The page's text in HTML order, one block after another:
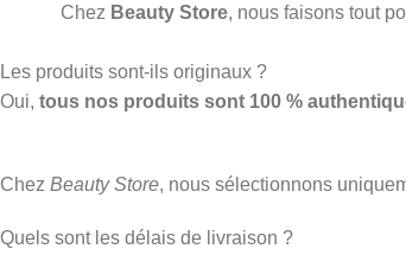
Chez Beauty Store, nous faisons tout
Les produits sont-ils originaux ?
Oui, tous nos produits sont 100 %
Chez Beauty Store, nous sélectionnons
Quels sont les délais de livraison ?